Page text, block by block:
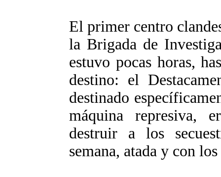
El primer centro
la Brigada de
estuvo pocas horas,
destino: el
destinado
máquina represiva,
destruir a los
semana, atada y con